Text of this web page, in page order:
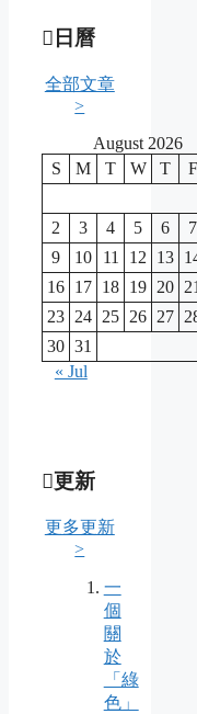
日曆
全部文章
>
August 2026
S
M T W T F
2
3 4 5 6 7
9
10 11 12 13
16 17 18 19 20 21
23 24 25 26 27
30 31
« Jul
更新
更多更新
>
一
個
關
於
「綠
色」